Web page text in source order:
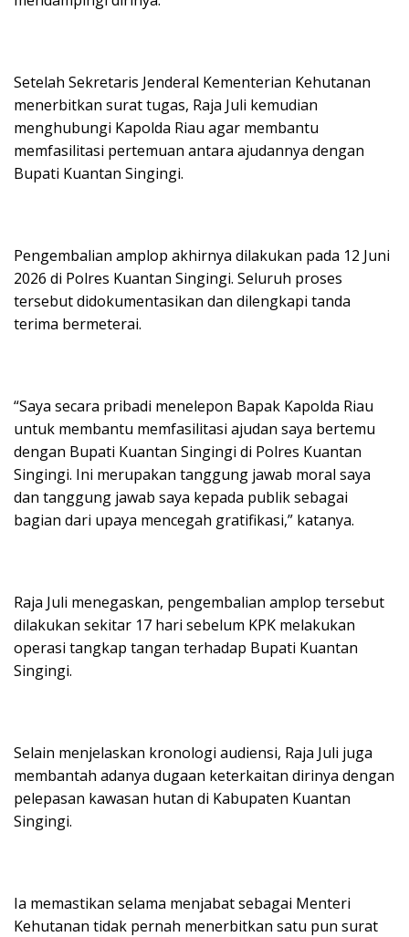
Setelah Sekretaris Jenderal Kementerian Kehutanan
menerbitkan surat tugas, Raja Juli kemudian
menghubungi Kapolda Riau agar membantu
memfasilitasi pertemuan antara ajudannya dengan
Bupati Kuantan Singingi.
Pengembalian amplop akhirnya dilakukan pada 12 Juni
2026 di Polres Kuantan Singingi. Seluruh proses
tersebut didokumentasikan dan dilengkapi tanda
terima bermeterai.
“Saya secara pribadi menelepon Bapak Kapolda Riau
untuk membantu memfasilitasi ajudan saya bertemu
dengan Bupati Kuantan Singingi di Polres Kuantan
Singingi. Ini merupakan tanggung jawab moral saya
dan tanggung jawab saya kepada publik sebagai
bagian dari upaya mencegah gratifikasi,” katanya.
Raja Juli menegaskan, pengembalian amplop tersebut
dilakukan sekitar 17 hari sebelum KPK melakukan
operasi tangkap tangan terhadap Bupati Kuantan
Singingi.
Selain menjelaskan kronologi audiensi, Raja Juli juga
membantah adanya dugaan keterkaitan dirinya dengan
pelepasan kawasan hutan di Kabupaten Kuantan
Singingi.
Ia memastikan selama menjabat sebagai Menteri
Kehutanan tidak pernah menerbitkan satu pun surat